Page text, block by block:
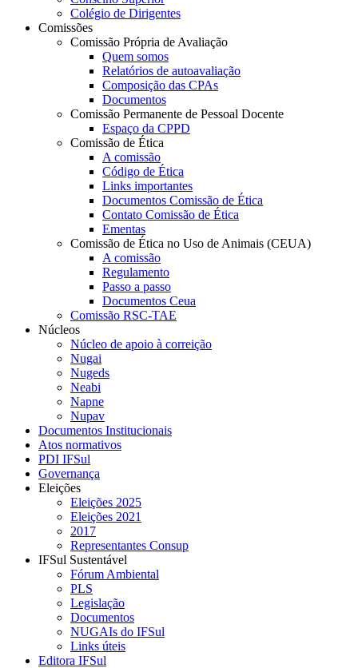
Colégio de Dirigentes
Comissões
Comissão Própria de Avaliação
Quem somos
Relatórios de autoavaliação
Composição das CPAs
Documentos
Comissão Permanente de Pessoal Docente
Espaço da CPPD
Comissão de Ética
A comissão
Código de Ética
Links importantes
Documentos Comissão de Ética
Contato Comissão de Ética
Ementas
Comissão de Ética no Uso de Animais (CEUA)
A comissão
Regulamento
Passo a passo
Documentos Ceua
Comissão RSC-TAE
Núcleos
Núcleo de apoio à correição
Nugai
Nugeds
Neabi
Napne
Nupav
Documentos Institucionais
Atos normativos
PDI IFSul
Governança
Eleições
Eleições 2025
Eleições 2021
2017
Representantes Consup
IFSul Sustentável
Fórum Ambiental
PLS
Legislação
Documentos
NUGAIs do IFSul
Links úteis
Editora IFSul